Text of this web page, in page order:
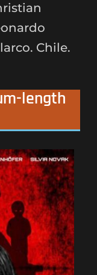
Chile.
length